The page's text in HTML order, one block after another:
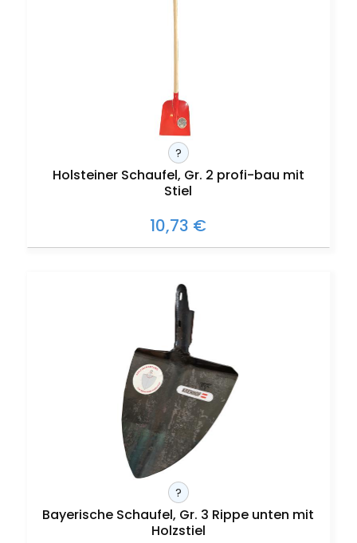
?
Holsteiner Schaufel, Gr. 2 profi-bau mit
Stiel
10,73 €
?
Bayerische Schaufel, Gr. 3 Rippe unten mit
Holzstiel